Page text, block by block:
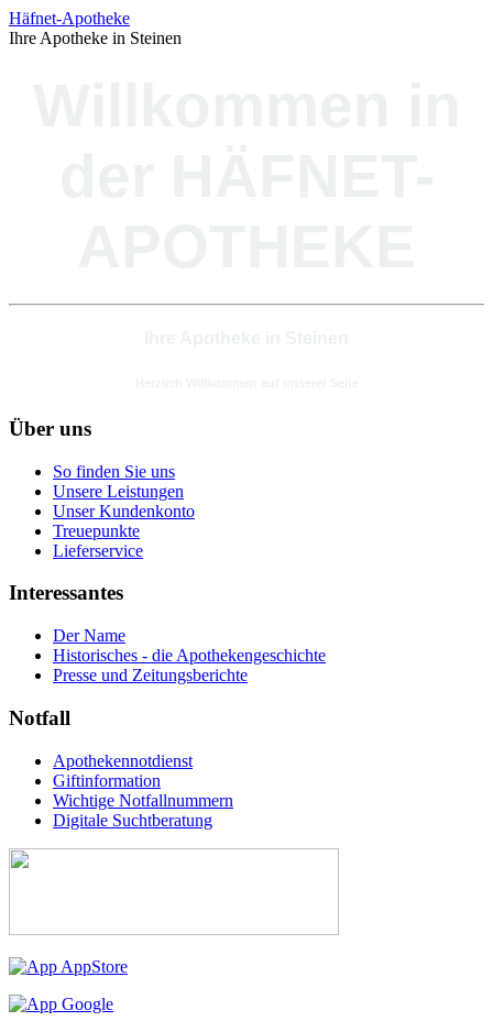
Häfnet-Apotheke
Ihre Apotheke in Steinen
Über uns
So finden Sie uns
Unsere Leistungen
Unser Kundenkonto
Treuepunkte
Lieferservice
Interessantes
Der Name
Historisches - die Apothekengeschichte
Presse und Zeitungsberichte
Notfall
Apothekennotdienst
Giftinformation
Wichtige Notfallnummern
Digitale Suchtberatung